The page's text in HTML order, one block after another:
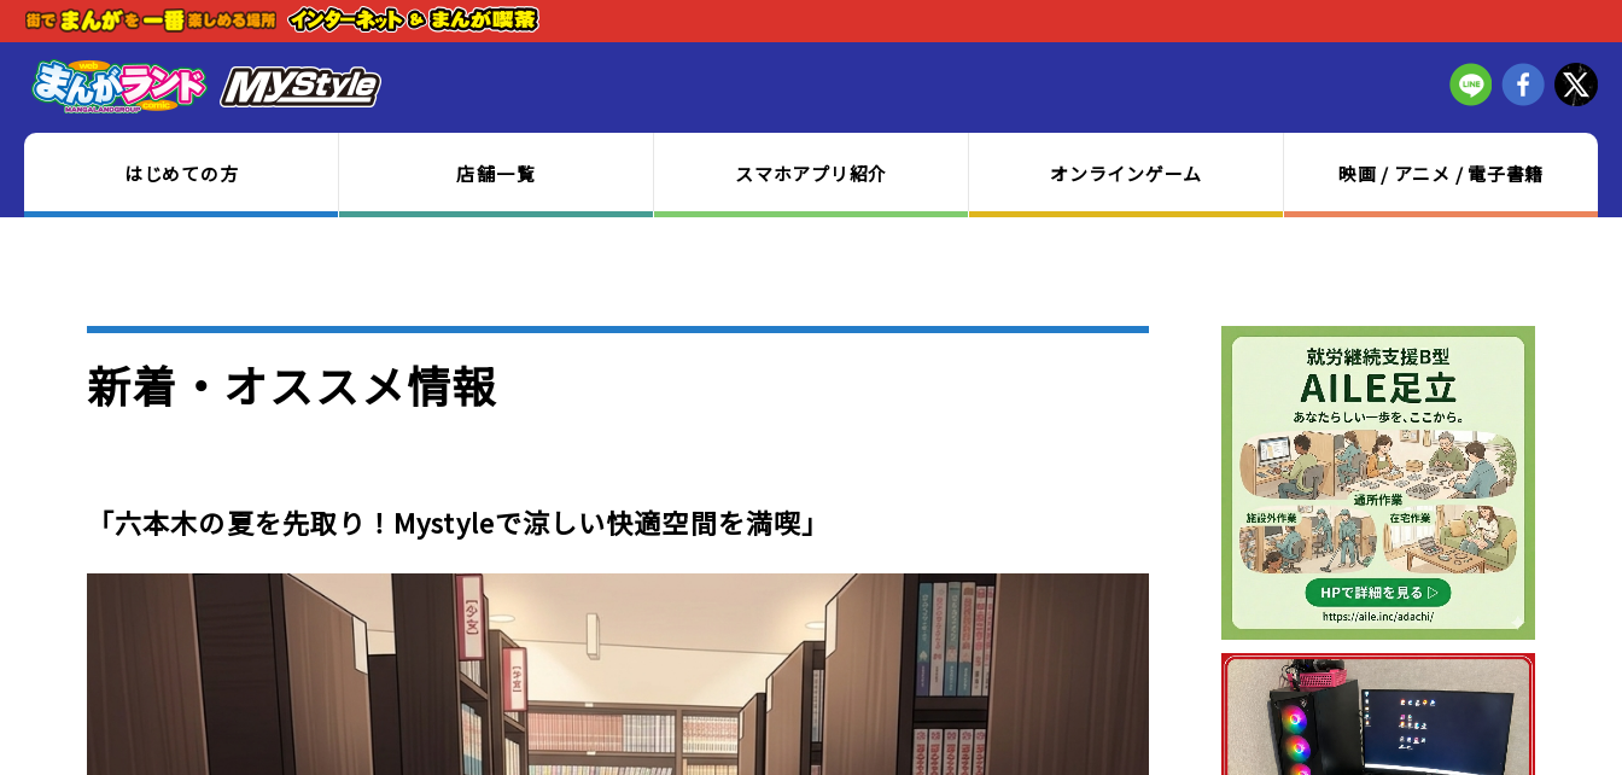
はじめての方 店舗一覧 スマホアプリ紹介 オンラインゲーム 映画 / アニメ / 電子書籍
新着・オススメ情報
「六本木の夏を先取り！Mystyleで涼しい快適空間を満喫」